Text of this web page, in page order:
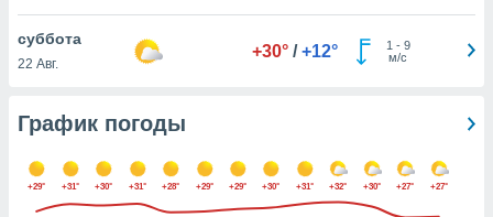
как
о вашем
суббота
22 Авг.
+30° / +12° 1 - 9
м/с
График погоды
+29° +31° +30° +31° +28° +29° +29° +30° +31° +32° +30° +27° +27°